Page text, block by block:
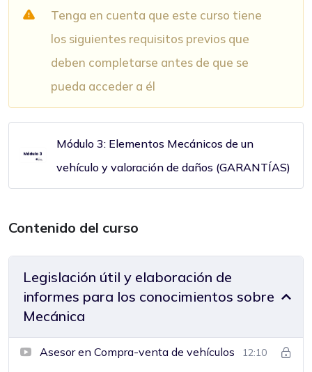
Tenga en cuenta que este curso tiene
los siguientes requisitos previos que
deben completarse antes de que se
pueda acceder a él
Módulo 3: Elementos Mecánicos de un
vehículo y valoración de daños (GARANTÍAS)
Contenido del curso
Legislación útil y elaboración de
informes para los conocimientos sobre
Mecánica
Asesor en Compra-venta de vehículos 12:10